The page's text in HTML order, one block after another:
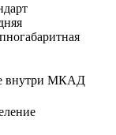
внутри МКАД